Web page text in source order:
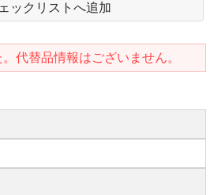
ックリストへ追加
代替品情報はございません。